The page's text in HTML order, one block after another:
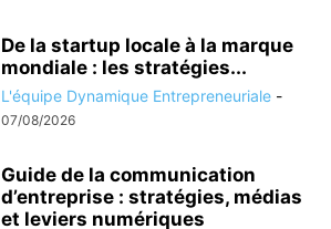
De la startup locale à la marque
mondiale : les stratégies...
L'équipe Dynamique Entrepreneuriale -
07/08/2026
Guide de la communication
d’entreprise : stratégies, médias
et leviers numériques